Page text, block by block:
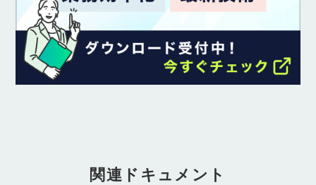
関連ドキュメント